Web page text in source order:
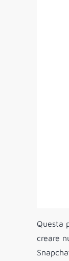
Questa
creare